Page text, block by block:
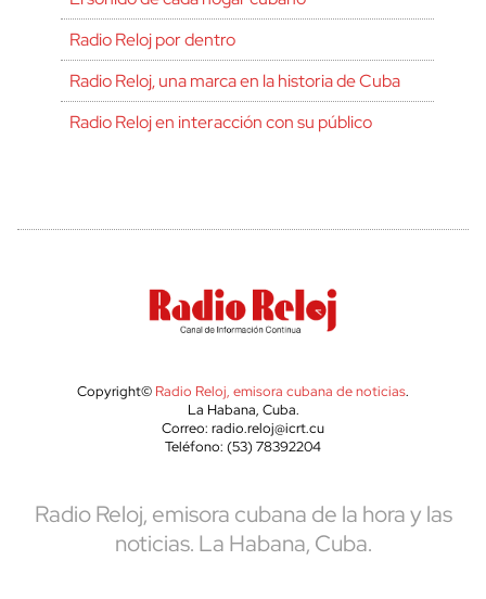
Radio Reloj por dentro
Radio Reloj, una marca en la historia de Cuba
Radio Reloj en interacción con su público
Copyright© Radio Reloj, emisora cubana de noticias.
La Habana, Cuba.
Correo: radio.reloj@icrt.cu
Teléfono: (53) 78392204
Radio Reloj, emisora cubana de la hora y las
noticias. La Habana, Cuba.